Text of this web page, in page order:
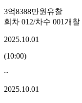
3억8388만원 유찰
회차 012/차수 001개찰
2025.10.01
(10:00)
~
2025.10.01